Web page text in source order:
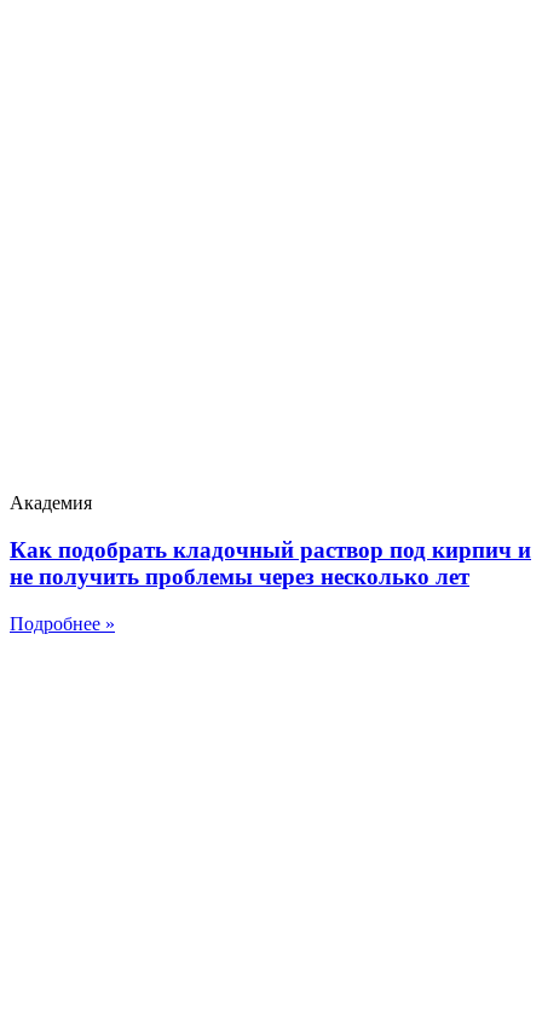
Академия
Как подобрать кладочный раствор под кирпич и
не получить проблемы через несколько лет
Подробнее »